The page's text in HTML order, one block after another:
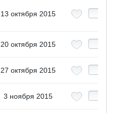
13 октября 2015
20 октября 2015
27 октября 2015
3 ноября 2015